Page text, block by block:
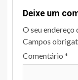
Deixe um
O seu endereço
Campos
Comentário *